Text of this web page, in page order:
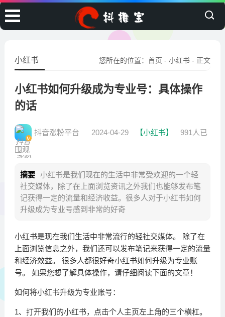
您所在的位置：首页 -小红书 - 正文
小红书
小红书如何升级成为专业号：具体操作
的话
抖音涨粉平台 2024-04-29 【小红书】
991人已
围观
摘要 小红书是我们现在的生活中非常受欢迎的一个轻
社交媒体，除了在上面浏览资讯之外我们也能够发布笔
记获得一定的流量和经济收益。很多人对于小红书如何
升级成为专业号感到非常的好奇
小红书是现在我们生活中非常流行的轻社交媒体。 除了在
上面浏览信息之外，我们还可以发布笔记来获得一定的流量
和经济效益。 很多人都很好奇小红书如何升级为专业账
号。 如果您想了解具体操作，请仔细阅读下面的文章！
如何将小红书升级为专业账号：
1、打开我们的小红书，点击个人主页左上角的三个横杠。